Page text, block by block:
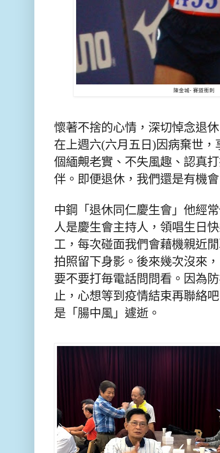
陳金城- 賽道衝刺
懷著不捨的心情，深切悼念退
在上週六(六月五日)因病棄世，
個緬覥老實、不失風趣、認真
伴。即便退休，我們還是有機
中鋼「退休同仁慶生會」他經
人是慶生會主持人，領唱生日
工，每次碰面我們會藉機親近
拍照留下身影。後來幾次沒來
要不要打毎電話問問看。因為
止，心想等到疫情結束再聯絡
是「腸中風」遽逝。